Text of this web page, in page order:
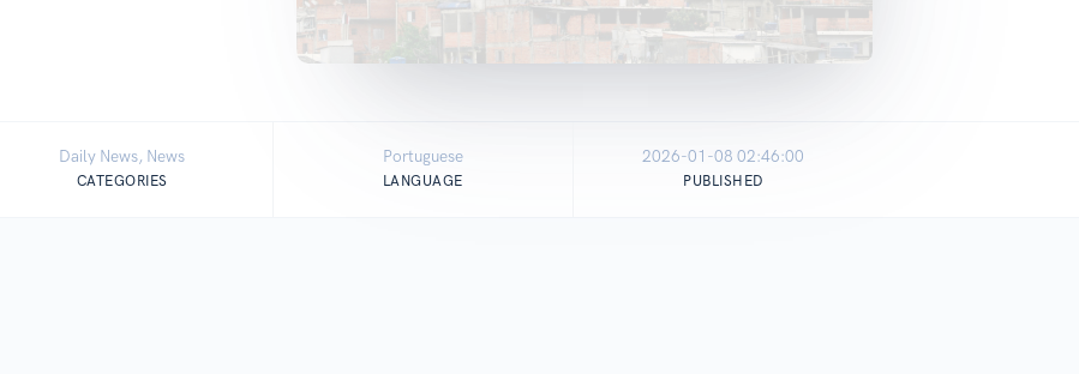
Daily News, News
CATEGORIES
Portuguese
LANGUAGE
2026-01-08 02:46:00
PUBLISHED